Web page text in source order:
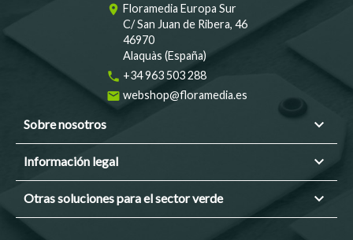
room Floramedia Europa Sur
C/ San Juan de Ribera, 46
46970
Alaquàs (España)
phone +34 963 503 288
email webshop@floramedia.es
Sobre nosotros 
Información legal 
Otras soluciones para el sector verde 